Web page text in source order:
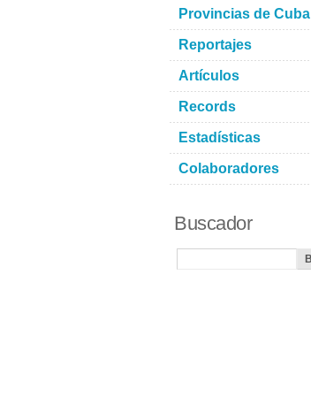
Provincias de Cuba
Reportajes
Artículos
Records
Estadísticas
Colaboradores
Buscador